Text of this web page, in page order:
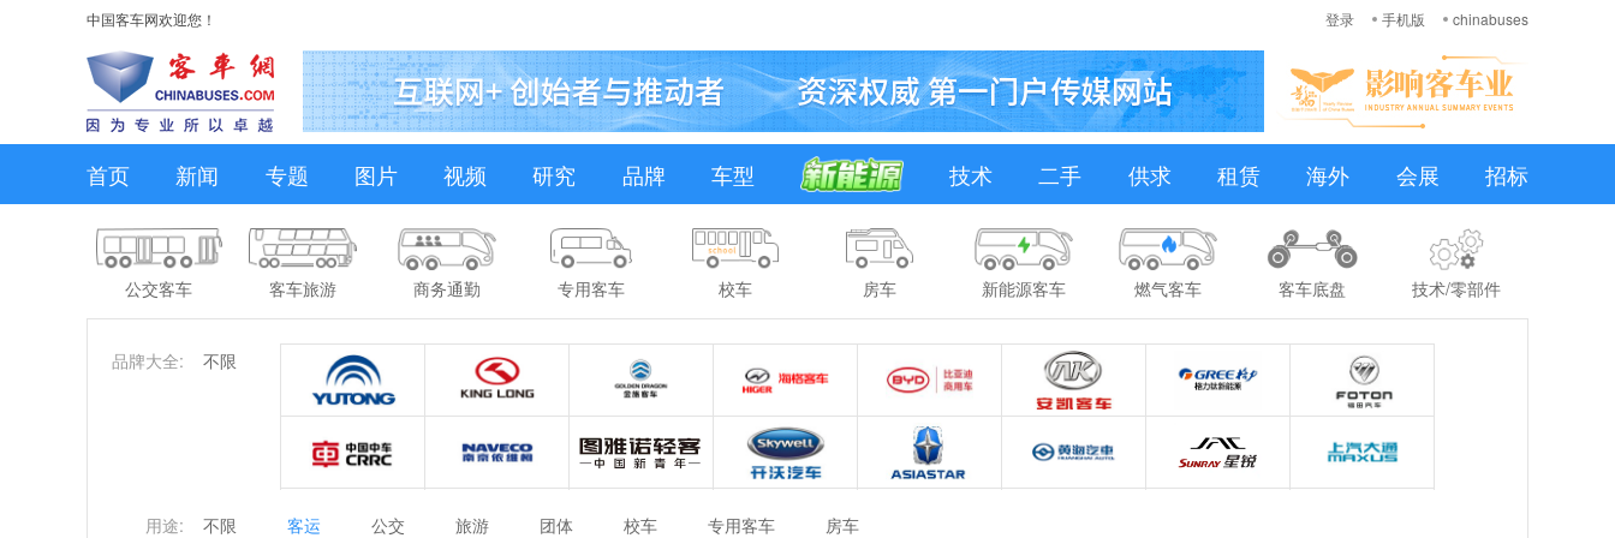
中国客车网欢迎您！ 登录 手机版 chinabuses
首页 新闻 专题 图片 视频 研究 品牌 车型 技术 二手 供求 租赁 海外 会展 招标
公交客车 客车旅游 商务通勤 专用客车 校车 房车 新能源客车 燃气客车 客车底盘 技术/零部件
品牌大全: 不限
用途: 不限 客运 公交 旅游 团体 校车 专用客车 房车